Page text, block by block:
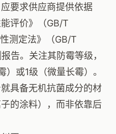
要求供应商提供依据
评价》（GB/T
测定法》（GB/T
告。关注其防霉等级，
或1级（微量长霉）。
具备无机抗菌成分的材
的涂料），而非依靠后